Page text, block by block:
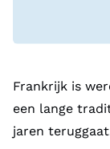
Frankrijk is
een lange
jaren